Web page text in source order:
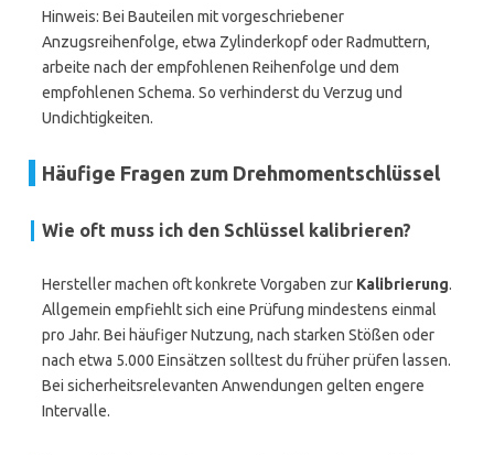
Hinweis: Bei Bauteilen mit vorgeschriebener
Anzugsreihenfolge, etwa Zylinderkopf oder Radmuttern,
arbeite nach der empfohlenen Reihenfolge und dem
empfohlenen Schema. So verhinderst du Verzug und
Undichtigkeiten.
Häufige Fragen zum Drehmomentschlüssel
Wie oft muss ich den Schlüssel kalibrieren?
Hersteller machen oft konkrete Vorgaben zur Kalibrierung.
Allgemein empfiehlt sich eine Prüfung mindestens einmal
pro Jahr. Bei häufiger Nutzung, nach starken Stößen oder
nach etwa 5.000 Einsätzen solltest du früher prüfen lassen.
Bei sicherheitsrelevanten Anwendungen gelten engere
Intervalle.